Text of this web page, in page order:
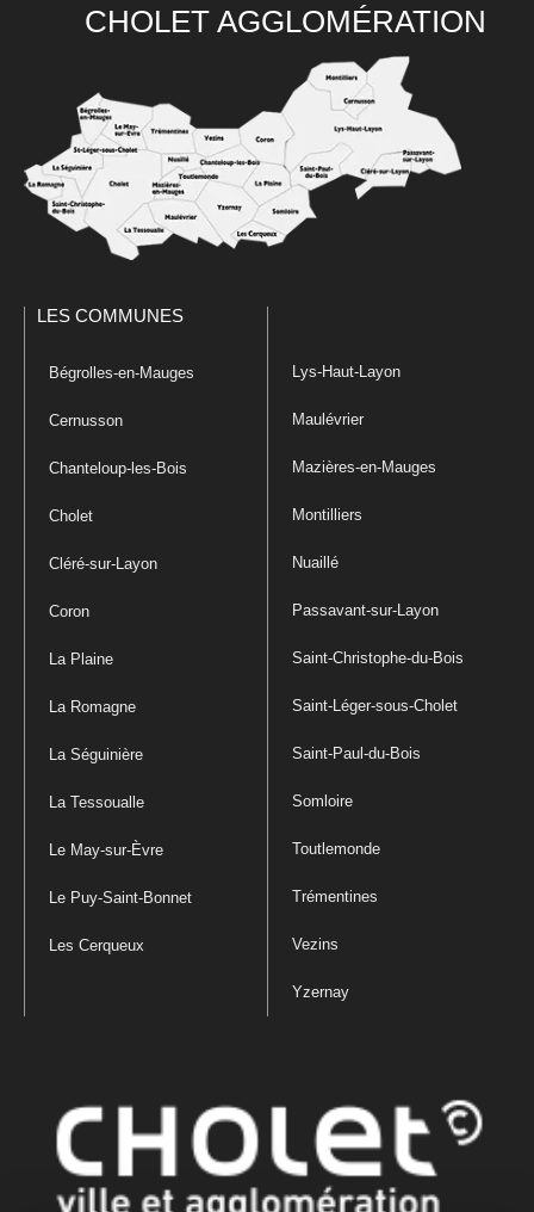
CHOLET AGGLOMÉRATION
LES COMMUNES
Bégrolles-en-Mauges
Cernusson
Chanteloup-les-Bois
Cholet
Cléré-sur-Layon
Coron
La Plaine
La Romagne
La Séguinière
La Tessoualle
Le May-sur-Èvre
Le Puy-Saint-Bonnet
Les Cerqueux
Lys-Haut-Layon
Maulévrier
Mazières-en-Mauges
Montilliers
Nuaillé
Passavant-sur-Layon
Saint-Christophe-du-Bois
Saint-Léger-sous-Cholet
Saint-Paul-du-Bois
Somloire
Toutlemonde
Trémentines
Vezins
Yzernay